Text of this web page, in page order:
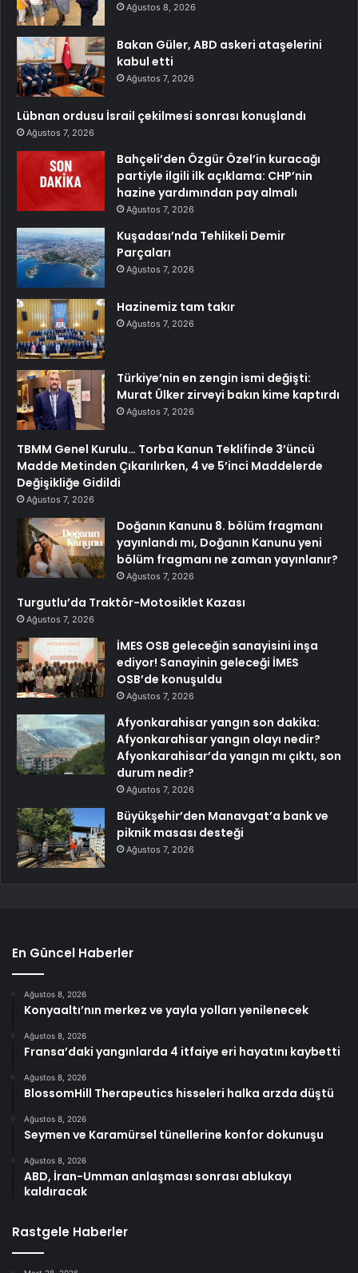
Ağustos 8, 2026
Bakan Güler, ABD askeri ataşelerini
kabul etti
Ağustos 7, 2026
Lübnan ordusu İsrail çekilmesi sonrası konuşlandı
Ağustos 7, 2026
Bahçeli’den Özgür Özel’in kuracağı
partiyle ilgili ilk açıklama: CHP’nin
hazine yardımından pay almalı
Ağustos 7, 2026
Kuşadası’nda Tehlikeli Demir
Parçaları
Ağustos 7, 2026
Hazinemiz tam takır
Ağustos 7, 2026
Türkiye’nin en zengin ismi değişti:
Murat Ülker zirveyi bakın kime kaptırdı
Ağustos 7, 2026
TBMM Genel Kurulu… Torba Kanun Teklifinde 3’üncü
Madde Metinden Çıkarılırken, 4 ve 5’inci Maddelerde
Değişikliğe Gidildi
Ağustos 7, 2026
Doğanın Kanunu 8. bölüm fragmanı
yayınlandı mı, Doğanın Kanunu yeni
bölüm fragmanı ne zaman yayınlanır?
Ağustos 7, 2026
Turgutlu’da Traktör-Motosiklet Kazası
Ağustos 7, 2026
İMES OSB geleceğin sanayisini inşa
ediyor! Sanayinin geleceği İMES
OSB’de konuşuldu
Ağustos 7, 2026
Afyonkarahisar yangın son dakika:
Afyonkarahisar yangın olayı nedir?
Afyonkarahisar’da yangın mı çıktı, son
durum nedir?
Ağustos 7, 2026
Büyükşehir’den Manavgat’a bank ve
piknik masası desteği
Ağustos 7, 2026
En Güncel Haberler
Ağustos 8, 2026
Konyaaltı’nın merkez ve yayla yolları yenilenecek
Ağustos 8, 2026
Fransa’daki yangınlarda 4 itfaiye eri hayatını kaybetti
Ağustos 8, 2026
BlossomHill Therapeutics hisseleri halka arzda düştü
Ağustos 8, 2026
Seymen ve Karamürsel tünellerine konfor dokunuşu
Ağustos 8, 2026
ABD, İran-Umman anlaşması sonrası ablukayı
kaldıracak
Rastgele Haberler